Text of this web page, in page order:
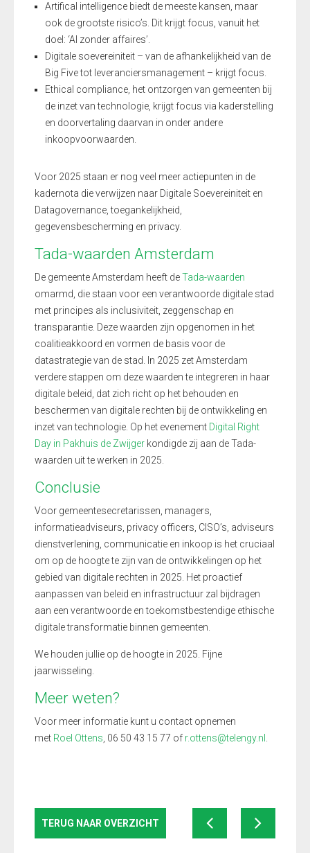
Artifical intelligence biedt de meeste kansen, maar
ook de grootste risico’s. Dit krijgt focus, vanuit het
doel: ‘AI zonder affaires’.
Digitale soevereiniteit – van de afhankelijkheid van de
Big Five tot leveranciersmanagement – krijgt focus.
Ethical compliance, het ontzorgen van gemeenten bij
de inzet van technologie, krijgt focus via kaderstelling
en doorvertaling daarvan in onder andere
inkoopvoorwaarden.
Voor 2025 staan er nog veel meer actiepunten in de
kadernota die verwijzen naar Digitale Soevereiniteit en
Datagovernance, toegankelijkheid,
gegevensbescherming en privacy.
Tada-waarden Amsterdam
De gemeente Amsterdam heeft deTada-waarden
omarmd, die staan voor een verantwoorde digitale stad
met principes als inclusiviteit, zeggenschap en
transparantie. Deze waarden zijn opgenomen in het
coalitieakkoord en vormen de basis voor de
datastrategie van de stad. In 2025 zet Amsterdam
verdere stappen om deze waarden te integreren in haar
digitale beleid, dat zich richt op het behouden en
beschermen van digitale rechten bij de ontwikkeling en
inzet van technologie. Op het evenement Digital Right
Day in Pakhuis de Zwijger kondigde zij aan de Tada-
waarden uit te werken in 2025.
Conclusie
Voor gemeentesecretarissen, managers,
informatieadviseurs, privacy officers, CISO’s, adviseurs
dienstverlening, communicatie en inkoop is het cruciaal
om op de hoogte te zijn van de ontwikkelingen op het
gebied van digitale rechten in 2025. Het proactief
aanpassen van beleid en infrastructuur zal bijdragen
aan een verantwoorde en toekomstbestendige ethische
digitale transformatie binnen gemeenten.
We houden jullie op de hoogte in 2025. Fijne
jaarwisseling.
Meer weten?
Voor meer informatie kunt u contact opnemen
met Roel Ottens , 06 50 43 15 77 of r.ottens@telengy.nl
TERUG NAAR OVERZICHT